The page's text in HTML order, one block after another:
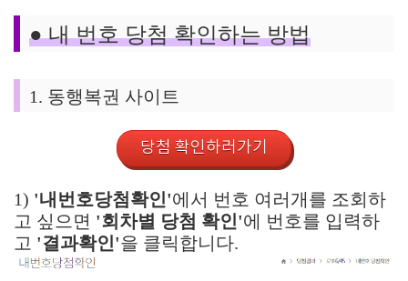
●내 번호 당첨 확인하는 방법
1. 동행복권 사이트
당첨 확인하러가기
1) '내번호당첨확인'에서 번호 여러개를 조회하
고 싶으면 '회차별 당첨 확인'에 번호를 입력하
고 '결과확인'을 클릭합니다.